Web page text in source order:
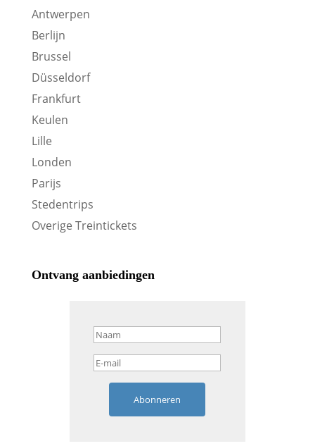
Antwerpen
Berlijn
Brussel
Düsseldorf
Frankfurt
Keulen
Lille
Londen
Parijs
Stedentrips
Overige Treintickets
Ontvang aanbiedingen
Abonneren